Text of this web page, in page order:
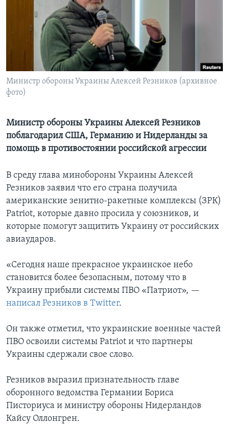
Learning English
СОЦИАЛЬНЫЕ СЕТИ
Языки
Министр обороны Украины Алексей Резников (архивное
фото)
Министр обороны Украины Алексей Резников
поблагодарил США, Германию и Нидерланды за
помощь в противостоянии российской агрессии
В среду глава минобороны Украины Алексей
Резников заявил что его страна получила
американские зенитно-ракетные комплексы (ЗРК)
Patriot, которые давно просила у союзников, и
которые помогут защитить Украину от российских
авиаударов.
«Сегодня наше прекрасное украинское небо
становится более безопасным, потому что в
Украину прибыли системы ПВО «Патриот», —
написал Резников в Twitter.
Он также отметил, что украинские военные частей
ПВО освоили системы Patriot и что партнеры
Украины сдержали свое слово.
Резников выразил признательность главе
оборонного ведомства Германии Бориса
Писториуса и министру обороны Нидерландов
Кайсу Оллонгрен.